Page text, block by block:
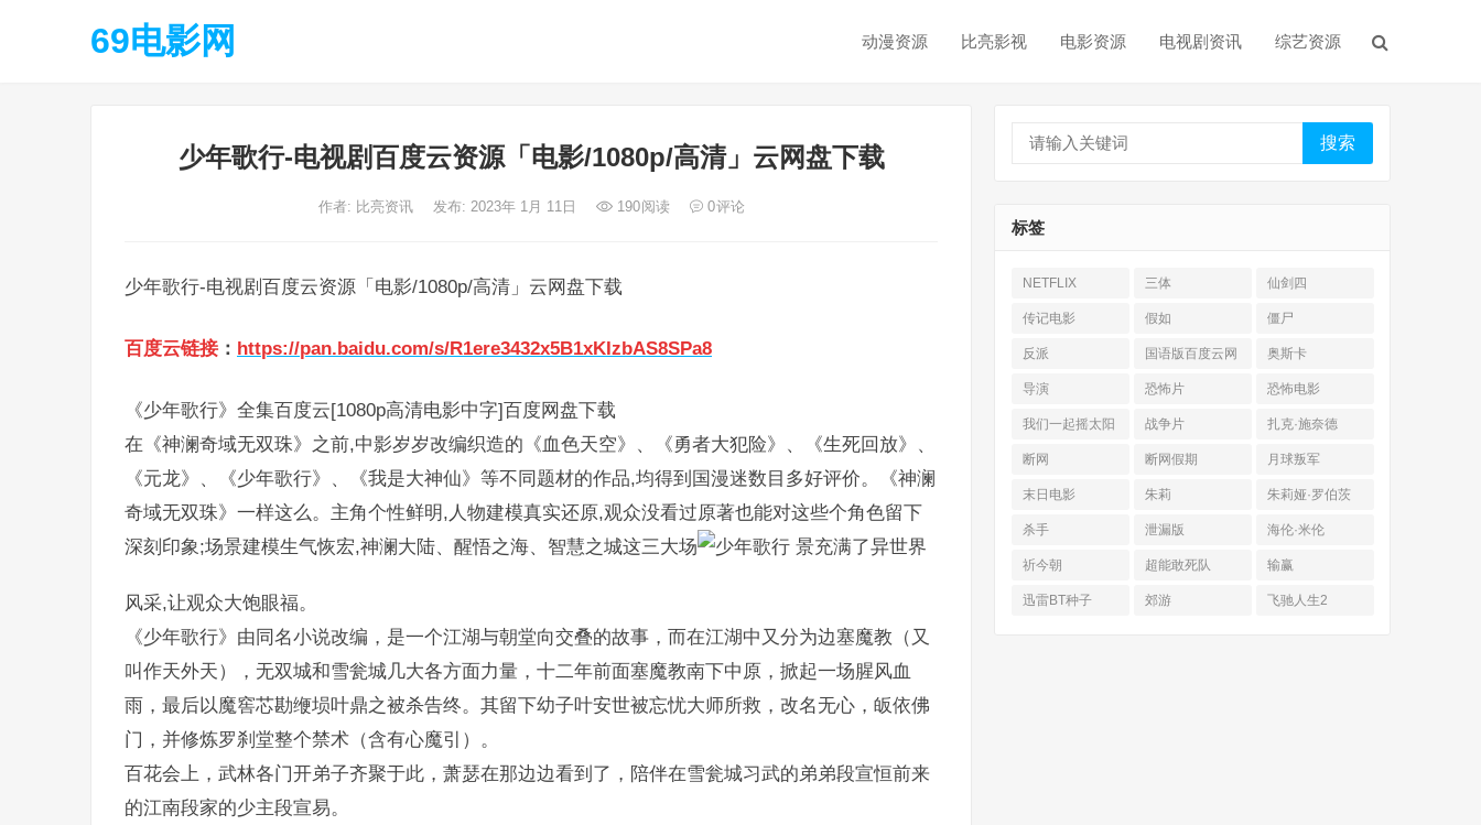
69电影网 动漫资源 比亮影视 电影资源 电视剧资讯 综艺资源
少年歌行-电视剧百度云资源「电影/1080p/高清」云网盘下载
作者: 比亮资讯 发布: 2023年 1月 11日 190阅读 0评论
少年歌行-电视剧百度云资源「电影/1080p/高清」云网盘下载
百度云链接 ： https://pan.baidu.com/s/R1ere3432x5B1xKIzbAS8SPa8
《少年歌行》全集百度云[1080p高清电影中字]百度网盘下载
在《神澜奇域无双珠》之前,中影岁岁改编织造的《血色天空》、《勇者大犯险》、《生死回放》、
《元龙》、《少年歌行》、《我是大神仙》等不同题材的作品,均得到国漫迷数目多好评价。《神澜
奇域无双珠》一样这么。主角个性鲜明,人物建模真实还原,观众没看过原著也能对这些个角色留下
深刻印象;场景建模生气恢宏,神澜大陆、醒悟之海、智慧之城这三大场
景充满了异世界
风采,让观众大饱眼福。
《少年歌行》由同名小说改编，是一个江湖与朝堂向交叠的故事，而在江湖中又分为边塞魔教（又
叫作天外天），无双城和雪瓮城几大各方面力量，十二年前面塞魔教南下中原，掀起一场腥风血
雨，最后以魔窖芯勘缏埙叶鼎之被杀告终。其留下幼子叶安世被忘忧大师所救，改名无心，皈依佛
门，并修炼罗刹堂整个禁术（含有心魔引）。
百花会上，武林各门开弟子齐聚于此，萧瑟在那边边看到了，陪伴在雪瓮城习武的弟弟段宣恒前来
的江南段家的少主段宣易。
搜索
标签
NETFLIX 三体 仙剑四
传记电影 假如 僵尸
反派
国语版百度云网
盘
奥斯卡
导演 恐怖片 恐怖电影
我们一起摇太阳 战争片 扎克·施奈德
断网 断网假期 月球叛军
末日电影 朱莉 朱莉娅·罗伯茨
杀手 泄漏版 海伦·米伦
祈今朝 超能敢死队 输赢
迅雷BT种子 郊游 飞驰人生2